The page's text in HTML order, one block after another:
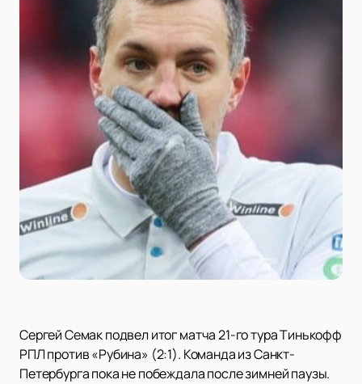
Сергей Семак подвел итог матча 21-го тура Тинькофф
РПЛ против «Рубина» (2:1). Команда из Санкт-
Петербурга пока не побеждала после зимней паузы.